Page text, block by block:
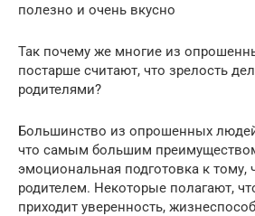
полезно и очень вкусно
Так почему же многие из
постарше считают, что зрелость
родителями?
Большинство из опрошенных
что самым большим
эмоциональная подготовка к тому,
родителем. Некоторые полагают,
приходит уверенность,